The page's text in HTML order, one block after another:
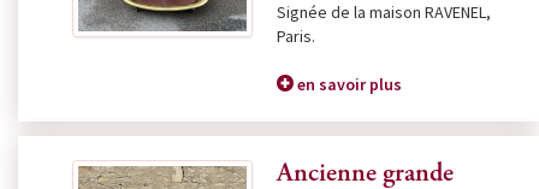
Signée de la maison RAVENEL,
Paris.
en savoir plus
Ancienne grande